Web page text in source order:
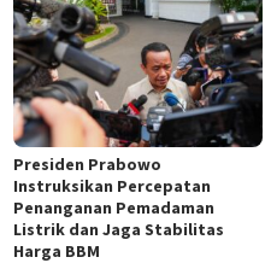
Presiden Prabowo
Instruksikan Percepatan
Penanganan Pemadaman
Listrik dan Jaga Stabilitas
Harga BBM